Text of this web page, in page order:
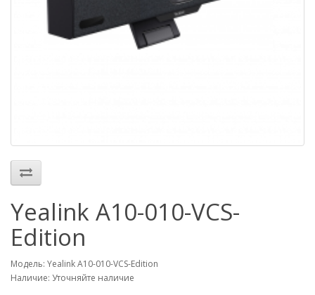
Yealink A10-010-VCS-
Edition
Модель: Yealink A10-010-VCS-Edition
Наличие: Уточняйте наличие